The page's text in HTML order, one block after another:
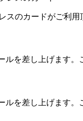
のカードがご利用
を差し上げます
を差し上げます